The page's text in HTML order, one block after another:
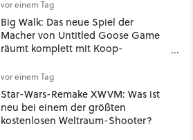
vor einem Tag
Big Walk: Das neue Spiel der
Macher von Untitled Goose Game
räumt komplett mit Koop-
vor einem Tag
Star-Wars-Remake XWVM: Was ist
neu bei einem der größten
kostenlosen Weltraum-Shooter?